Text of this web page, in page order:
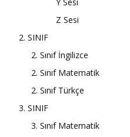
Y Sesi
Z Sesi
2. SINIF
2. Sınıf İngilizce
2. Sınıf Matematik
2. Sınıf Türkçe
3. SINIF
3. Sınıf Matematik